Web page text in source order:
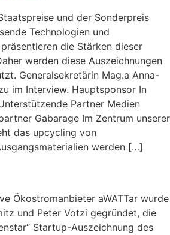
und der Sonderpreis
Technologien und
die Stärken dieser
werden diese Auszeichnungen
Generalsekretärin Mag.a Anna-
im Interview. Hauptsponsor In
Partner Medien
Gabarage Im Zentrum unserer
das upcycling von
werden […]
Ökostromanbieter aWATTar wurde
und Peter Votzi gegründet, die
Startup-Auszeichnung des